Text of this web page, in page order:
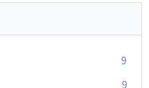
9
9